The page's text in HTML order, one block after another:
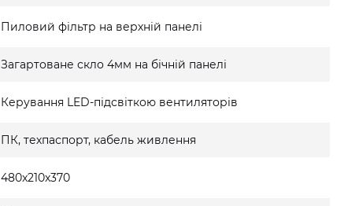
Пиловий фільтр на верхній панелі
Загартоване скло 4мм на бічній панелі
Керування LED-підсвіткою вентиляторів
ПК, техпаспорт, кабель живлення
480x210x370